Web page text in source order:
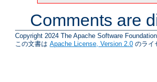
Comments are
Copyright 2024 The Apache Software Foundation.
この文書は Apache License, Version 2.0 のライ